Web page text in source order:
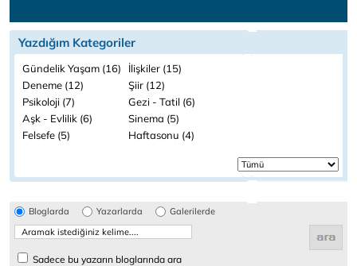
Yazdığım Kategoriler
Gündelik Yaşam (16)
İlişkiler (15)
Deneme (12)
Şiir (12)
Psikoloji (7)
Gezi - Tatil (6)
Aşk - Evlilik (6)
Sinema (5)
Felsefe (5)
Haftasonu (4)
Bloglarda Yazarlarda Galerilerde
Sadece bu yazarın bloglarında ara